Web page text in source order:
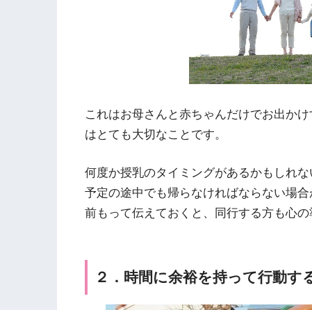
これはお母さんと赤ちゃんだけでお出か
はとても大切なことです。
何度か授乳のタイミングがあるかもしれ
予定の途中でも帰らなければならない場合
前もって伝えておくと、同行する方も心の
２．時間に余裕を持って行動す